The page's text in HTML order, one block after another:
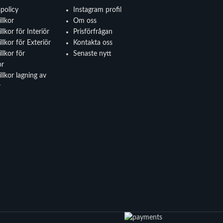
för Interiör
för Exteriör
för
lagning av
Instagram profil
Om oss
Prisförfrågan
Kontakta oss
Senaste nytt